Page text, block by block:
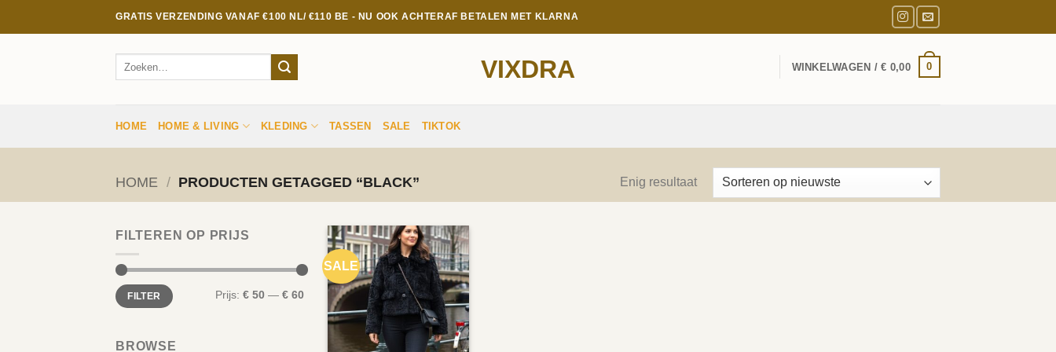
GRATIS VERZENDING VANAF €100 NL/ €110 BE - NU OOK ACHTERAF BETALEN MET KLARNA
VIXDRA WINKELWAGEN /€ 0,00 0
HOME HOME & LIVING KLEDING TASSEN SALE TIKTOK
HOME / PRODUCTEN GETAGGED “BLACK” Enig resultaat
FILTEREN OP PRIJS
Min.
prijs
Max.
prijsFILTER Prijs: € 50 — € 60
BROWSE
SALE